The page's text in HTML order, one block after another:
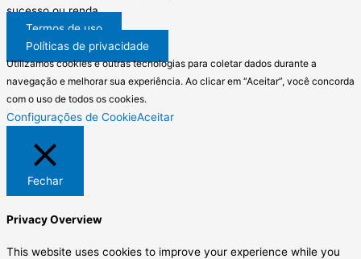
sucesso ou renda.
Termos de uso
Políticas de privacidade
Utilizamos cookies e outras tecnologias para coletar dados durante a
navegação e melhorar sua experiência. Ao clicar em “Aceitar”, você concorda
com o uso de todos os cookies.
Configurações de CookieAceitar
Fechar
Privacy Overview
This website uses cookies to improve your experience while you